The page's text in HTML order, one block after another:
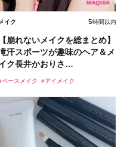
メイク 5時間以内
【崩れないメイクを総まとめ】
汗スポーツが趣味のヘア＆メ
ク長井かおりさ…
ベースメイク #アイメイク
スキンケア 2026.08.07
【フォロー＆リポストで当た
】アヌア「PDRNヒアルロン
カプセル100…
美容液 #プレゼント
メイク 4時間以内
シャネルの新作リップ「ルージ
ココ イドゥラ グロス」全15
スウォッ…
リップ #シャネル(CHANEL)
ボディケア 2026.08.05
【2026夏】「美容ギア」ラン
キングTOP5！リファとパナソ
ックに人気…
#ベストコスメ #ランキング
美活 2026.08.06
【2026夏】「インナーケア・
プリ」ランキングTOP5！＜
容マニア集…
ベストコスメ #オバジ(Obagi)
ヘア 2026.08.07
【2026年夏】おすすめのウル
カット10選！ レングス別に
気のヘアス…
ヘアスタイル #髪型
ライフスタイル 2026.08.06
【フォロー＆いいねで当たる】
国割烹旅館 掬水亭の宿泊券
1組2名様にプ…
プレゼント #旅行
スキンケア 5時間以内
【感動テクスチャー】水のよう
軽やか！ハチミツの生命力で
ハリ」「ツヤ」…
美容液 #おすすめコスメ